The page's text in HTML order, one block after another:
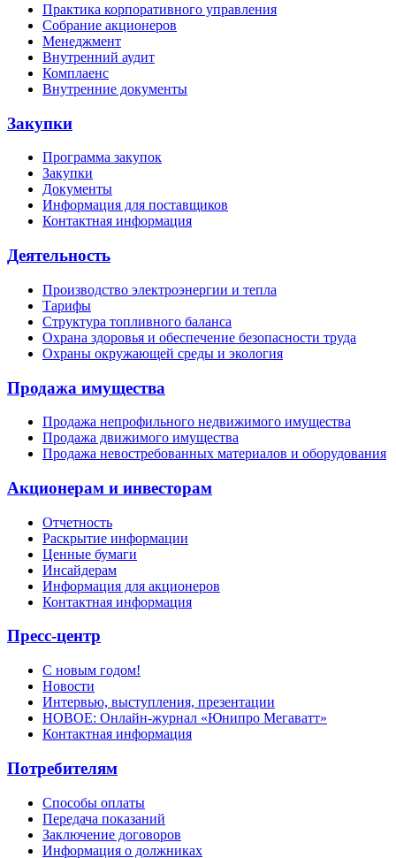
Практика корпоративного управления
Собрание акционеров
Менеджмент
Внутренний аудит
Комплаенс
Внутренние документы
Закупки
Программа закупок
Закупки
Документы
Информация для поставщиков
Контактная информация
Деятельность
Производство электроэнергии и тепла
Тарифы
Структура топливного баланса
Охрана здоровья и обеспечение безопасности труда
Охраны окружающей среды и экология
Продажа имущества
Продажа непрофильного недвижимого имущества
Продажа движимого имущества
Продажа невостребованных материалов и оборудования
Акционерам и инвесторам
Отчетность
Раскрытие информации
Ценные бумаги
Инсайдерам
Информация для акционеров
Контактная информация
Пресс-центр
С новым годом!
Новости
Интервью, выступления, презентации
НОВОЕ: Онлайн-журнал «Юнипро Мегаватт»
Контактная информация
Потребителям
Способы оплаты
Передача показаний
Заключение договоров
Информация о должниках